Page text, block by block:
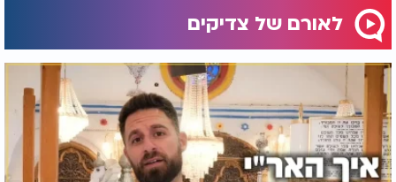
לאורם של צדיקים